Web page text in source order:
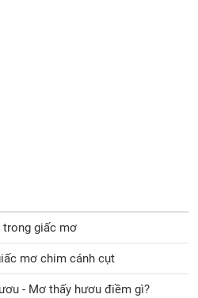
trong giấc mơ
mơ chim cánh cụt
- Mơ thấy hươu điềm gì?